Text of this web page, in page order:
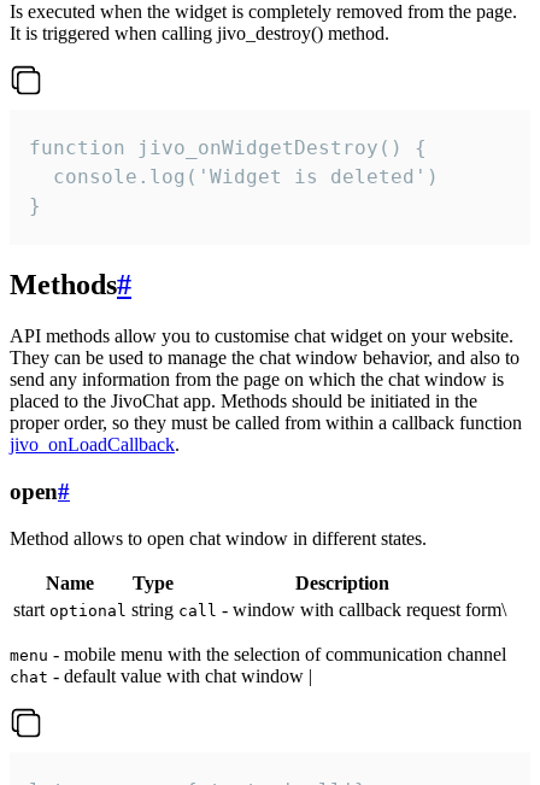
Is executed when the widget is completely removed from the page.
It is triggered when calling jivo_destroy() method.
function jivo_onWidgetDestroy() {
  console.log('Widget is deleted')
}
Methods#
API methods allow you to customise chat widget on your website.
They can be used to manage the chat window behavior, and also to
send any information from the page on which the chat window is
placed to the JivoChat app. Methods should be initiated in the
proper order, so they must be called from within a callback function
jivo_onLoadCallback.
open#
Method allows to open chat window in different states.
Name Type
Description
start optional string call - window with callback request form\
menu - mobile menu with the selection of communication channel
chat - default value with chat window |